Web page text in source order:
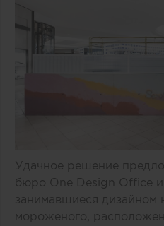
Удачное решение
бюро One Design Office и
занимавшиеся дизайном
мороженого,